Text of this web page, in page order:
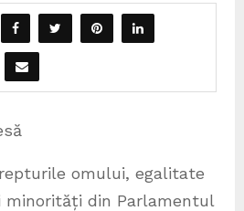
omului, egalitate
minorități din Parlamentul